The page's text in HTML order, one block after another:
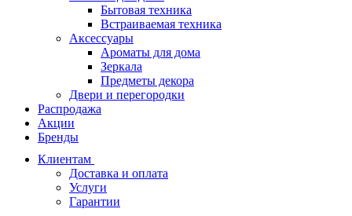
Бытовая техника
Встраиваемая техника
Аксессуары
Ароматы для дома
Зеркала
Предметы декора
Двери и перегородки
Распродажа
Акции
Бренды
Клиентам
Доставка и оплата
Услуги
Гарантии